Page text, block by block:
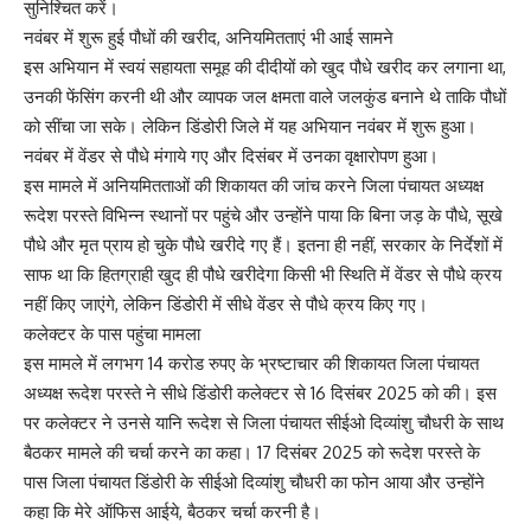
सुनिश्चित करें।
नवंबर में शुरू हुई पौधों की खरीद, अनियमितताएं भी आई सामने
इस अभियान में स्वयं सहायता समूह की दीदीयों को खुद पौधे खरीद कर लगाना था,
उनकी फेंसिंग करनी थी और व्यापक जल क्षमता वाले जलकुंड बनाने थे ताकि पौधों
को सींचा जा सके। लेकिन डिंडोरी जिले में यह अभियान नवंबर में शुरू हुआ।
नवंबर में वेंडर से पौधे मंगाये गए और दिसंबर में उनका वृक्षारोपण हुआ।
इस मामले में अनियमितताओं की शिकायत की जांच करने जिला पंचायत अध्यक्ष
रूदेश परस्ते विभिन्न स्थानों पर पहुंचे और उन्होंने पाया कि बिना जड़ के पौधे, सूखे
पौधे और मृत प्राय हो चुके पौधे खरीदे गए हैं। इतना ही नहीं, सरकार के निर्देशों में
साफ था कि हितग्राही खुद ही पौधे खरीदेगा किसी भी स्थिति में वेंडर से पौधे क्रय
नहीं किए जाएंगे, लेकिन डिंडोरी में सीधे वेंडर से पौधे क्रय किए गए।
कलेक्टर के पास पहुंचा मामला
इस मामले में लगभग 14 करोड रुपए के भ्रष्टाचार की शिकायत जिला पंचायत
अध्यक्ष रूदेश परस्ते ने सीधे डिंडोरी कलेक्टर से 16 दिसंबर 2025 को की। इस
पर कलेक्टर ने उनसे यानि रूदेश से जिला पंचायत सीईओ दिव्यांशु चौधरी के साथ
बैठकर मामले की चर्चा करने का कहा। 17 दिसंबर 2025 को रूदेश परस्ते के
पास जिला पंचायत डिंडोरी के सीईओ दिव्यांशु चौधरी का फोन आया और उन्होंने
कहा कि मेरे ऑफिस आईये, बैठकर चर्चा करनी है।